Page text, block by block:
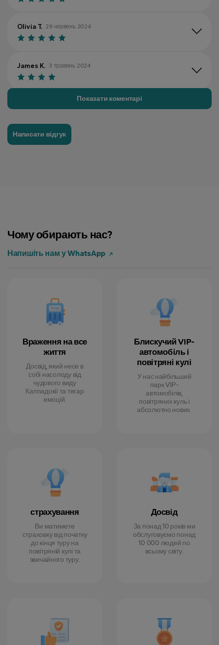
Olivia T. 29 червень 2024
James K. 3 травень 2024
David R. 26 липень 2024
Показати коментарі
Написати відгук
Чому обирають нас?
Напишіть нам у WhatsApp
Враження на все
життя
Досвід, який несе в
собі насолоду від
чудового виду
Каппадокії та тягар
емоцій.
Блискучий VIP-
автомобіль і
повітряні кулі
У нас найбільший
парк VIP-
автомобілів,
повітряних куль і
абсолютно нових.
страхування
Ви матимете
страховку від початку
до кінця туру на
повітряній кулі та
звичайного туру.
Досвід
За понад 10 років ми
обслуговуємо понад
10 000 людей по
всьому світу.